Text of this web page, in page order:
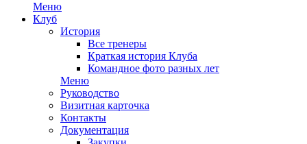
Меню
Клуб
История
Все тренеры
Краткая история Клуба
Командное фото разных лет
Меню
Руководство
Визитная карточка
Контакты
Документация